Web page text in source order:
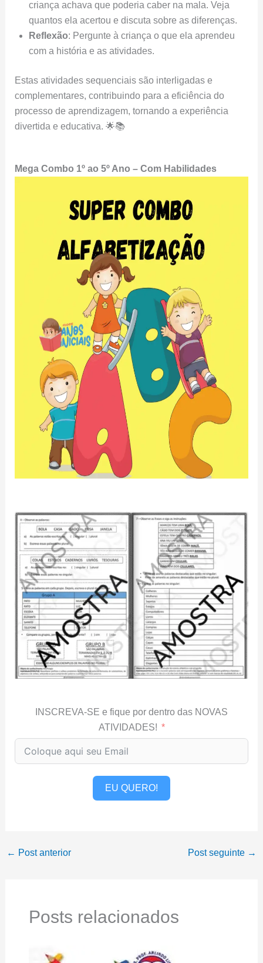
criança achava que poderia caber na mala. Veja
quantos ela acertou e discuta sobre as diferenças.
Reflexão: Pergunte à criança o que ela aprendeu
com a história e as atividades.
Estas atividades sequenciais são interligadas e
complementares, contribuindo para a eficiência do
processo de aprendizagem, tornando a experiência
divertida e educativa. 🌟📚
Mega Combo 1º ao 5º Ano – Com Habilidades
INSCREVA-SE e fique por dentro das NOVAS
ATIVIDADES!
EU QUERO!
← Post anterior Post seguinte →
Posts relacionados